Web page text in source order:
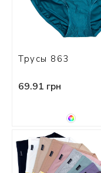
Трусы 863
69.91 грн